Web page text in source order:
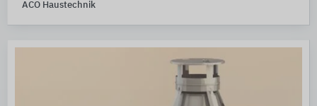
ACO Haustechnik